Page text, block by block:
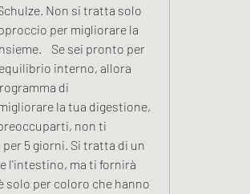
Non si tratta solo
per migliorare la
Se sei pronto per
interno, allora
di
la tua digestione,
non ti
5 giorni. Si tratta di un
l'intestino, ma ti fornirà
per coloro che hanno